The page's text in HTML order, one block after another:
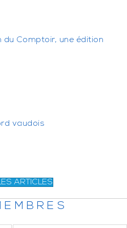
Comptoir, une édition
vaudois
ARTICLES